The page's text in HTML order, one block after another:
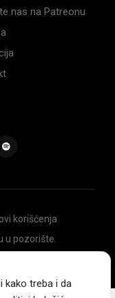
kako treba i da
nas na Patreonu
korišćenja
u pozorište.